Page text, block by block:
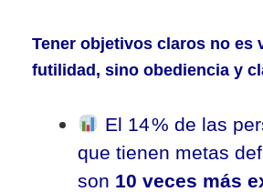
Tener objetivos claros no es
futilidad, sino obediencia y
El 14 % de las
que tienen metas
son 10 veces más